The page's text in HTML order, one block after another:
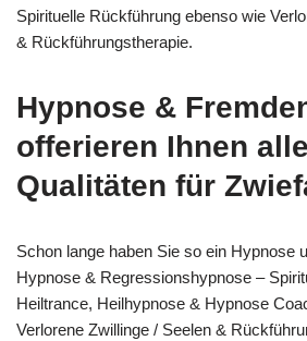
Spirituelle Rückführung ebenso wie
& Rückführungstherapie.
Hypnose &
offerieren Ihnen
Qualitäten für
Schon lange haben Sie so ein Hypnose
Hypnose & Regressionshypnose –
Heiltrance, Heilhypnose & Hypnose
Verlorene Zwillinge / Seelen &